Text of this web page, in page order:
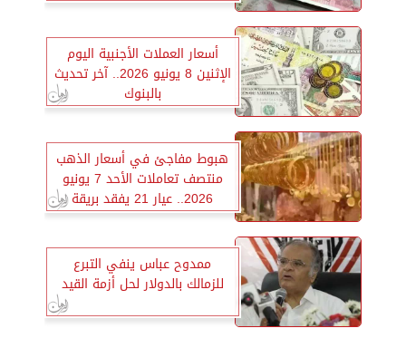
البنوك
أسعار العملات الأجنبية اليوم
الإثنين 8 يونيو 2026.. آخر تحديث
بالبنوك
هبوط مفاجئ في أسعار الذهب
منتصف تعاملات الأحد 7 يونيو
2026.. عيار 21 يفقد بريقة
ممدوح عباس ينفي التبرع
للزمالك بالدولار لحل أزمة القيد